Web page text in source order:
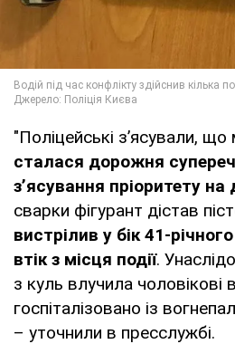
"Поліцейські з’ясували, що
сталася дорожня
з’ясування пріоритету на
сварки фігурант дістав
вистрілив у бік 41-
втік з місця події.
з куль влучила чоловікові
госпіталізовано із
– уточнили в пресслужбі.